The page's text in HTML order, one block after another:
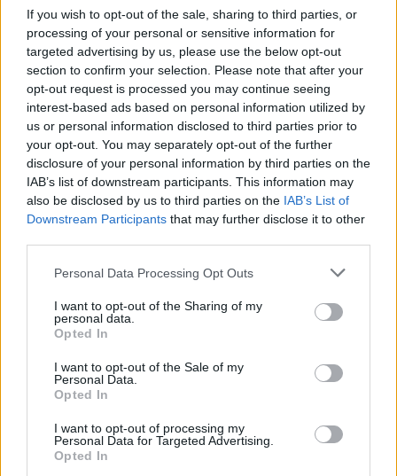
If you wish to opt-out of the sale, sharing to third parties, or
processing of your personal or sensitive information for
targeted advertising by us, please use the below opt-out
section to confirm your selection. Please note that after your
opt-out request is processed you may continue seeing
interest-based ads based on personal information utilized by
us or personal information disclosed to third parties prior to
your opt-out. You may separately opt-out of the further
disclosure of your personal information by third parties on the
IAB’s list of downstream participants. This information may
also be disclosed by us to third parties on the IAB’s List of
Downstream Participants that may further disclose it to other
Personal Data Processing Opt Outs
I want to opt-out of the Sharing of my
personal data.
Opted In
I want to opt-out of the Sale of my
Personal Data.
Opted In
I want to opt-out of processing my
Personal Data for Targeted Advertising.
Opted In
Χανιά: Συνελήφθη 24χρονος μετά από καταγγελία ότι
κλείδωσε την 17χρονη πρώην του ε σπίτι
08:42
Κ.Καρτάλης: Η Ευρώπη θερμαίνεται ταχύτερα από άλλες
ηπείρους
08:34
Δεύτερη πηγή εισοδήματος για τους επαγγελματίες
ψαράδες ο αλιευτικός τουρισμός
Από την Αττική στη Νότια Γαλλία : Οι εμπειρίες Ελλήνων
08:18
08:12
Τροχαίο στην Αθηνών–Σουνίου: Πώς έγινε η σύγκρουση
με τη μηχανή της «ΔΙΑΣ» – Δύο αστυνομικοί τραυματίες
08:05